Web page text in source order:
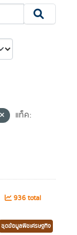
แท็ค:
936 total
ชุดข้อมูลพืชเศรษฐกิจ